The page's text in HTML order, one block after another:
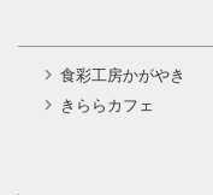
食彩工房かがやき
きららカフェ